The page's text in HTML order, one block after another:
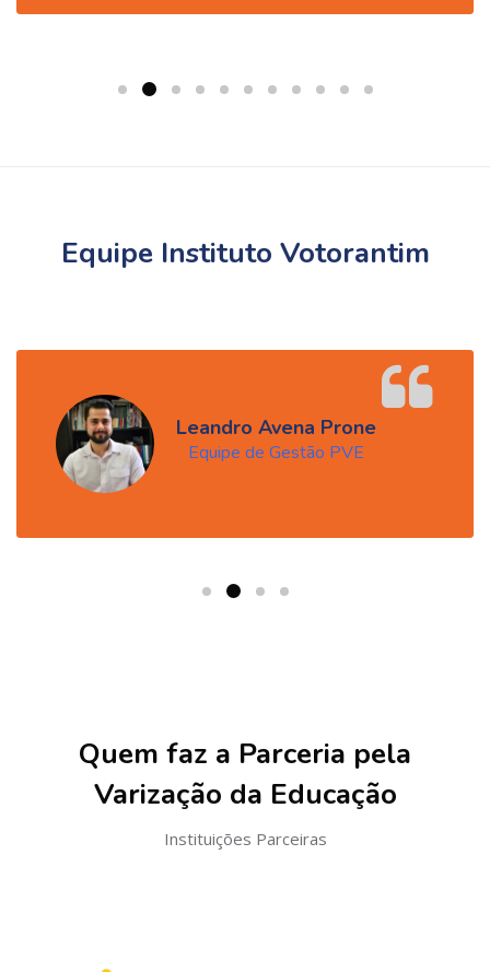
Equipe Instituto Votorantim
Leandro Avena Prone
Equipe de Gestão PVE
Quem faz a Parceria pela
Varização da Educação
Instituições Parceiras